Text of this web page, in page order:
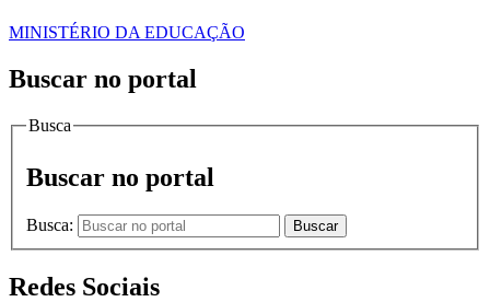
MINISTÉRIO DA EDUCAÇÃO
Buscar no portal
Busca
Buscar no portal
Busca: Buscar
Redes Sociais